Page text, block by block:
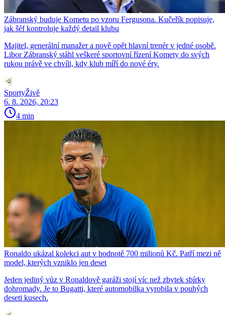
Zábranský buduje Kometu po vzoru Fergusona. Kučeřík popisuje,
jak šéf kontroluje každý detail klubu
Majitel, generální manažer a nově opět hlavní trenér v jedné osobě.
Libor Zábranský stáhl veškeré sportovní řízení Komety do svých
rukou právě ve chvíli, kdy klub míří do nové éry.
SportyŽivě
6. 8. 2026, 20:23
4 min
Ronaldo ukázal kolekci aut v hodnotě 700 milionů Kč. Patří mezi ně
model, kterých vzniklo jen deset
Jeden jediný vůz v Ronaldově garáži stojí víc než zbytek sbírky
dohromady. Je to Bugatti, které automobilka vyrobila v pouhých
deseti kusech.